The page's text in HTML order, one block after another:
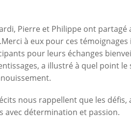
Pierre et Philippe ont
à eux pour ces
pour leurs échanges
a illustré à quel point
nous rappellent que les
avec détermination et passion.